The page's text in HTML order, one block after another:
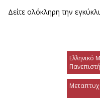
Δείτε ολόκληρη την
Ελληνικό